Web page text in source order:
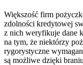
Większość firm
zdolności kredytowej
z nich weryfikuje dane
na tym, że niektórzy
rygorystyczne
są możliwe dzięki